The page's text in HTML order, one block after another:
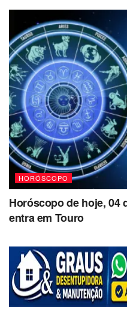
HORÓSCOPO
Horóscopo de hoje, 04
entra em Touro